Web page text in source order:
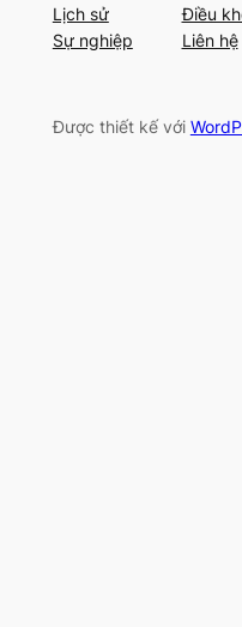
Lịch sử
Sự nghiệp
Điều
Liên hệ
Được thiết kế với